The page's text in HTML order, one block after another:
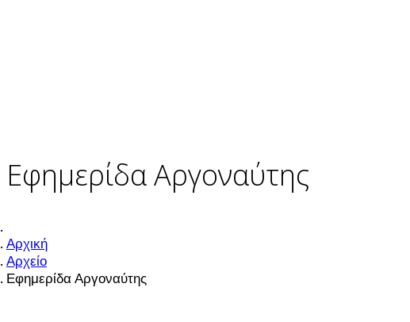
Εφημερίδα Αργοναύτης
Αρχική
Αρχείο
Εφημερίδα Αργοναύτης